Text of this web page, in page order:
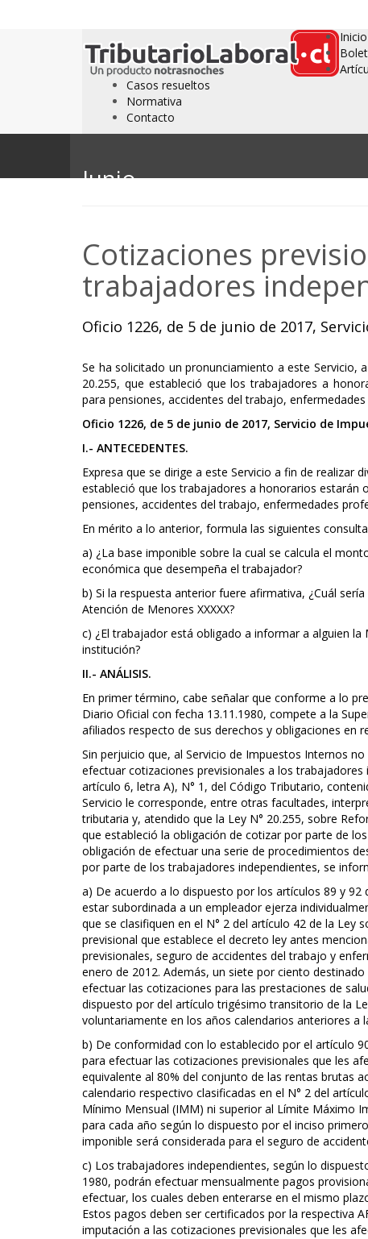
Inicio
Casos resueltos
Normativa
Contacto
Junio
Cotizaciones
trabajadores
Oficio 1226, de 5 de junio de 2017,
Se ha solicitado un pronunciamiento a este Servicio,
20.255, que estableció que los trabajadores a
para pensiones, accidentes del trabajo,
Oficio 1226, de 5 de junio de 2017, Servicio de
I.- ANTECEDENTES.
Expresa que se dirige a este Servicio a fin de realizar
estableció que los trabajadores a honorarios estarán
pensiones, accidentes del trabajo, enfermedades
En mérito a lo anterior, formula las siguientes
a) ¿La base imponible sobre la cual se calcula el
económica que desempeña el trabajador?
b) Si la respuesta anterior fuere afirmativa, ¿Cuál
Atención de Menores XXXXX?
c) ¿El trabajador está obligado a informar a alguien la
institución?
II.- ANÁLISIS.
En primer término, cabe señalar que conforme a lo
Diario Oficial con fecha 13.11.1980, compete a la
afiliados respecto de sus derechos y obligaciones en
Sin perjuicio que, al Servicio de Impuestos Internos
efectuar cotizaciones previsionales a los
artículo 6, letra A), N° 1, del Código Tributario,
Servicio le corresponde, entre otras facultades,
tributaria y, atendido que la Ley N° 20.255, sobre
que estableció la obligación de cotizar por parte de
obligación de efectuar una serie de procedimientos
por parte de los trabajadores independientes, se
a) De acuerdo a lo dispuesto por los artículos 89 y 92
estar subordinada a un empleador ejerza
que se clasifiquen en el N° 2 del artículo 42 de la Ley
previsional que establece el decreto ley antes
previsionales, seguro de accidentes del trabajo y
enero de 2012. Además, un siete por ciento
efectuar las cotizaciones para las prestaciones de
dispuesto por del artículo trigésimo transitorio de la
voluntariamente en los años calendarios anteriores a
b) De conformidad con lo establecido por el artículo
para efectuar las cotizaciones previsionales que les
equivalente al 80% del conjunto de las rentas brutas
calendario respectivo clasificadas en el N° 2 del
Mínimo Mensual (IMM) ni superior al Límite Máximo
para cada año según lo dispuesto por el inciso
imponible será considerada para el seguro de
c) Los trabajadores independientes, según lo
1980, podrán efectuar mensualmente pagos
efectuar, los cuales deben enterarse en el mismo
Estos pagos deben ser certificados por la respectiva
imputación a las cotizaciones previsionales que les